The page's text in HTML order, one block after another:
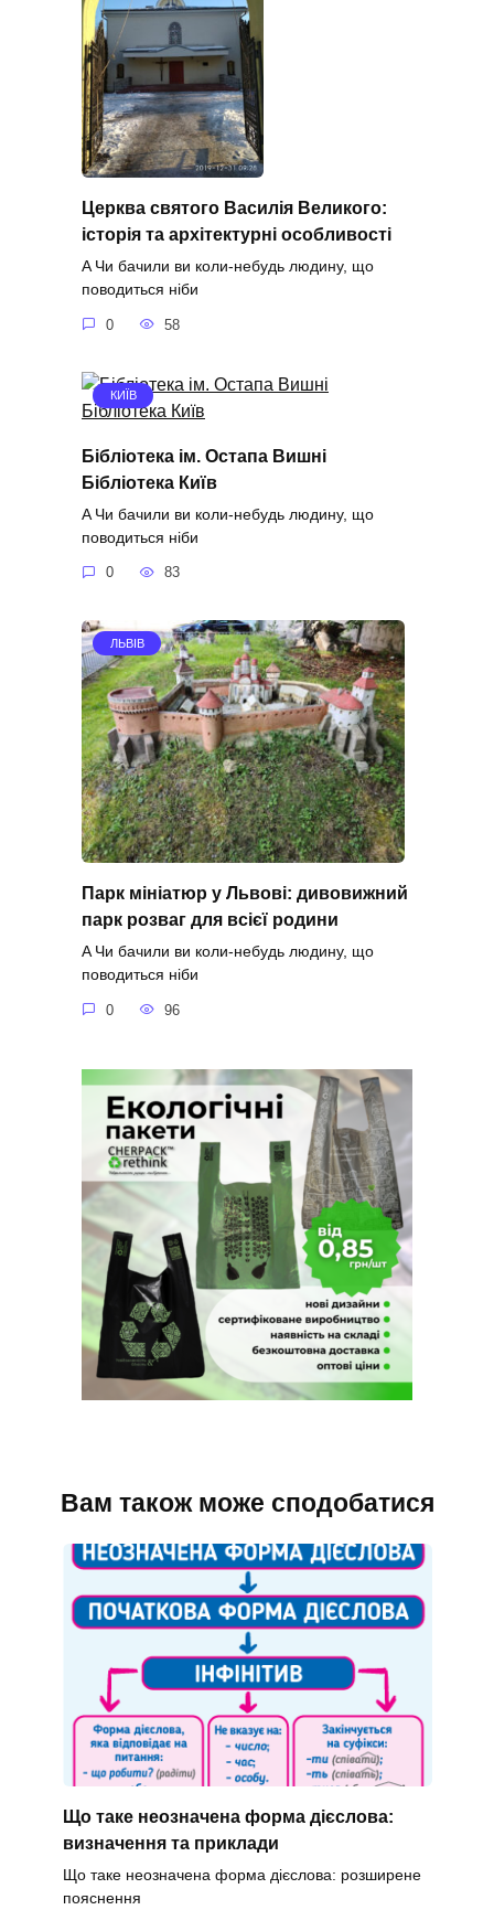
Церква святого Василія Великого:
історія та архітектурні особливості
A Чи бачили ви коли-небудь людину, що
поводиться ніби
0 58
КИЇВ
Бібліотека ім. Остапа Вишні
Бібліотека Київ
A Чи бачили ви коли-небудь людину, що
поводиться ніби
0 83
ЛЬВІВ
Парк мініатюр у Львові: дивовижний
парк розваг для всієї родини
A Чи бачили ви коли-небудь людину, що
поводиться ніби
0 96
Вам також може сподобатися
Що таке неозначена форма дієслова:
визначення та приклади
Що таке неозначена форма дієслова: розширене
пояснення